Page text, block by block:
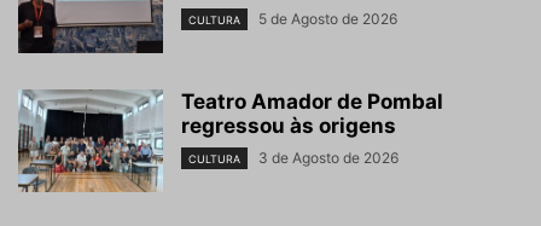
CULTURA 5 de Agosto de 2026
Teatro Amador de Pombal
regressou às origens
CULTURA 3 de Agosto de 2026